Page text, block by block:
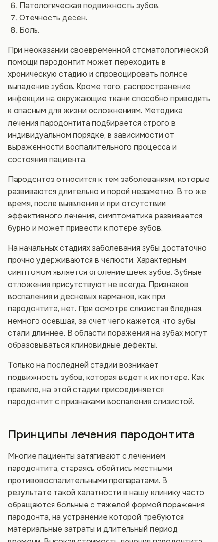
Патологическая подвижность зубов.
Отечность десен.
Боль.
При неоказании своевременной стоматологической
помощи пародонтит может переходить в
хроническую стадию и спровоцировать полное
выпадение зубов. Кроме того, распространение
инфекции на окружающие ткани способно приводить
к опасным для жизни осложнениям. Методика
лечения пародонтита подбирается строго в
индивидуальном порядке, в зависимости от
выраженности воспалительного процесса и
состояния пациента.
Пародонтоз относится к тем заболеваниям, которые
развиваются длительно и порой незаметно. В то же
время, после выявления и при отсутствии
эффективного лечения, симптоматика развивается
бурно и может привести к потере зубов.
На начальных стадиях заболевания зубы достаточно
прочно удерживаются в челюсти. Характерным
симптомом является оголение шеек зубов. Зубные
отложения присутствуют не всегда. Признаков
воспаления и десневых карманов, как при
пародонтите, нет. При осмотре слизистая бледная,
немного осевшая, за счет чего кажется, что зубы
стали длиннее. В области поражения на зубах могут
образовываться клиновидные дефекты.
Только на последней стадии возникает
подвижность зубов, которая ведет к их потере. Как
правило, на этой стадии присоединяется
пародонтит с признаками воспаления слизистой.
Принципы лечения пародонтита
Многие пациенты затягивают с лечением
пародонтита, стараясь обойтись местными
противовоспалительными препаратами. В
результате такой халатности в нашу клинику часто
обращаются больные с тяжелой формой поражения
пародонта, на устранение которой требуются
материальные затраты и длительный период